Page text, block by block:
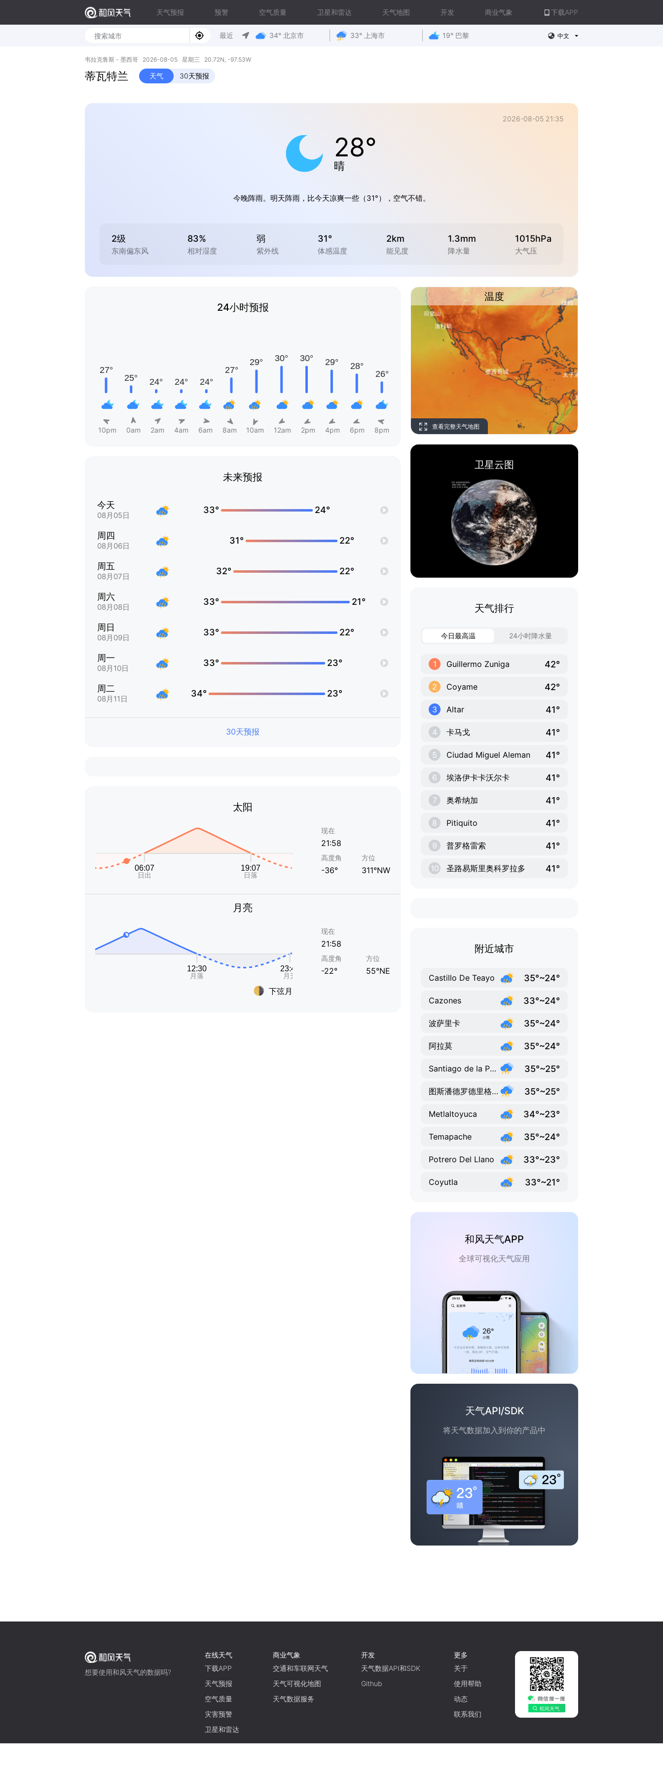
天气预报 预警 空气质量 卫星和雷达 天气地图 开发 商业气象 下载APP
最近 34° 北京市 33° 上海市 19° 巴黎 中文
韦拉克鲁斯 - 墨西哥 2026-08-05 星期三 20.72N, -97.53W
蒂瓦特兰 天气 30天预报
2026-08-05 21:35
28°
晴
今晚阵雨。明天阵雨，比今天凉爽一些（31°），空气不错。
2级
东南偏东风
83%
相对湿度
弱
紫外线
31°
体感温度
2km
能见度
1.3mm
降水量
1015hPa
大气压
24小时预报
10pm 0am 2am 4am 6am 8am 10am 12am 2pm 4pm 6pm 8pm
未来预报
今天
08月05日
33° 24°
周四
08月06日
31° 22°
周五
08月07日
32° 22°
周六
08月08日
33° 21°
周日
08月09日
33° 22°
周一
08月10日
33° 23°
周二
08月11日
34° 23°
30天预报
太阳
现在
21:58
高度角
-36°
方位
311°NW
月亮
下弦月
现在
21:58
高度角
-22°
方位
55°NE
温度
查看完整天气地图
卫星云图
天气排行
今日最高温 24小时降水量
1 Guillermo Zuniga 42°
2 Coyame 42°
3 Altar 41°
4 卡马戈 41°
5 Ciudad Miguel Aleman 41°
6 埃洛伊卡卡沃尔卡 41°
7 奥希纳加 41°
8 Pitiquito 41°
9 普罗格雷索 41°
10 圣路易斯里奥科罗拉多 41°
附近城市
Castillo De Teayo 35°~24°
Cazones 33°~24°
波萨里卡 35°~24°
阿拉莫 35°~24°
Santiago de la Pena 35°~25°
图斯潘德罗德里格斯卡诺 35°~25°
Metlaltoyuca 34°~23°
Temapache 35°~24°
Potrero Del Llano 33°~23°
Coyutla 33°~21°
和风天气APP
全球可视化天气应用
天气API/SDK
将天气数据加入到你的产品中
想要使用和风天气的数据吗?
在线天气
下载APP
天气预报
空气质量
灾害预警
卫星和雷达
商业气象
交通和车联网天气
天气可视化地图
天气数据服务
开发
天气数据API和SDK
Github
更多
关于
使用帮助
动态
联系我们